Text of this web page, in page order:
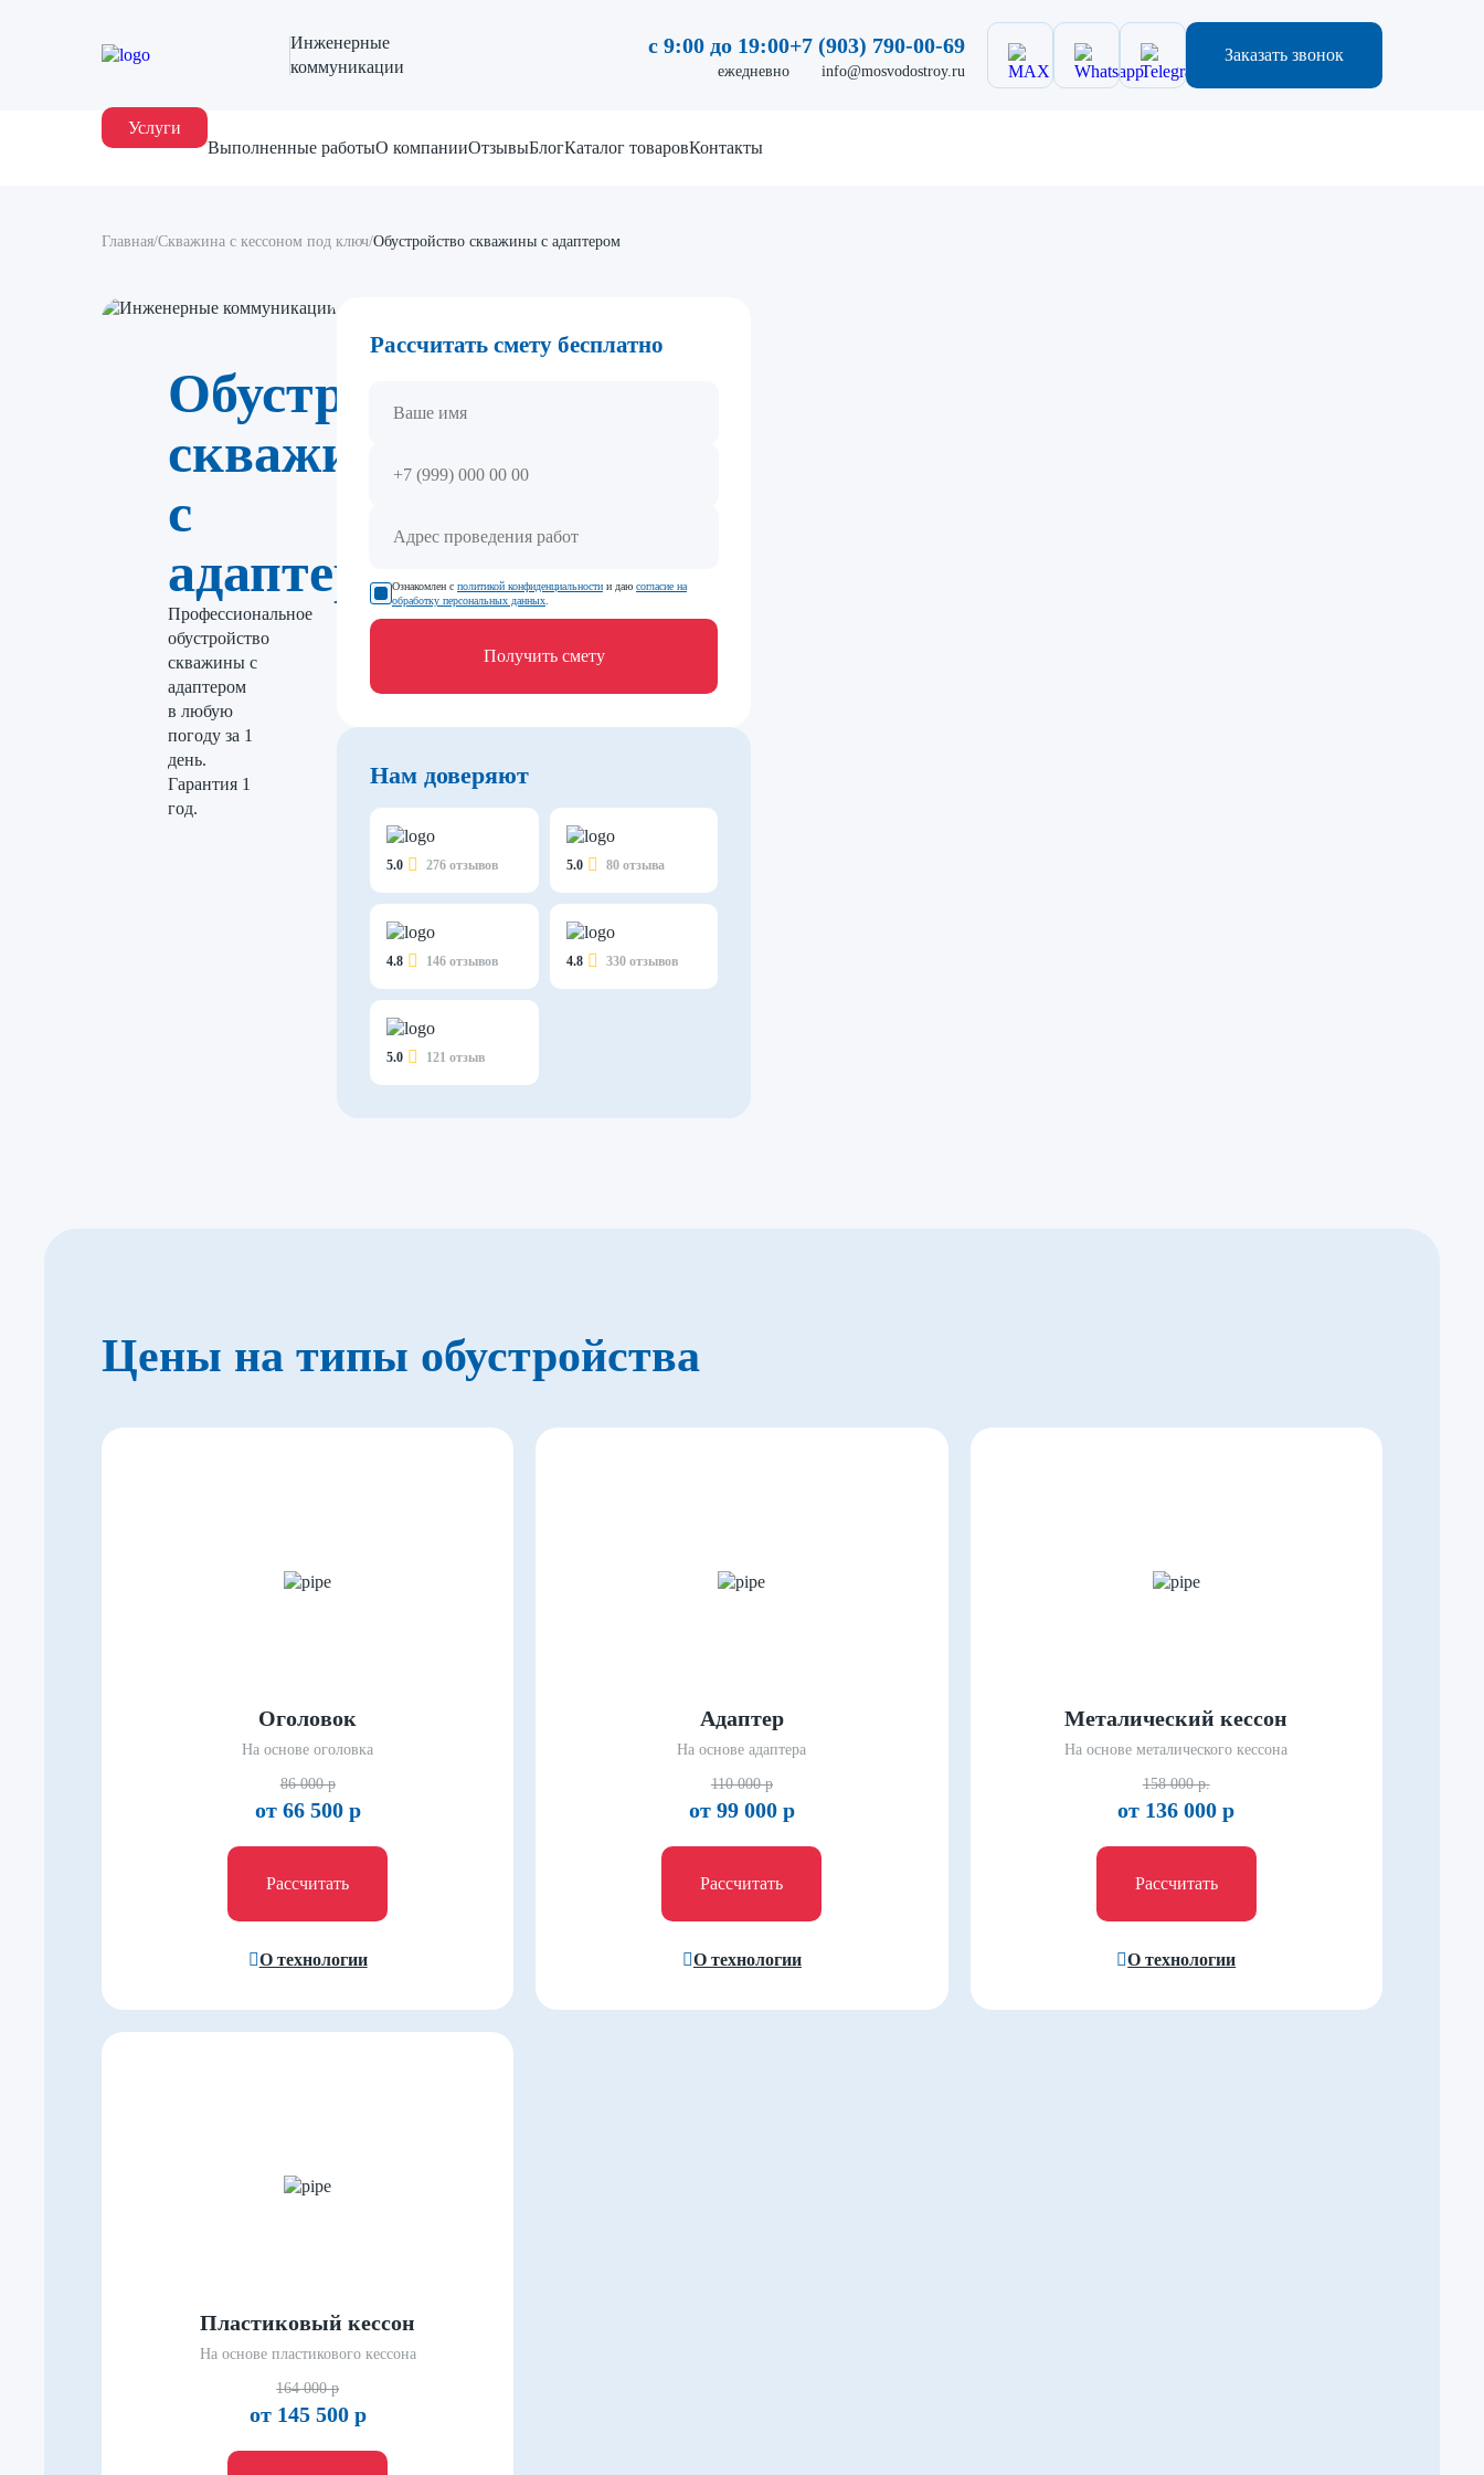
Инженерные
коммуникации
с 9:00 до 19:00
ежедневно
+7 (903) 790-00-69
info@mosvodostroy.ru
Заказать звонок
Услуги
Выполненные работыО компанииОтзывыБлогКаталог товаровКонтакты
Главная/Скважина с кессоном под ключ/Обустройство скважины с адаптером
Обустройство
скважины
с
адаптером
Профессиональное
обустройство
скважины с
адаптером
в любую
погоду за 1
день.
Гарантия 1
год.
Рассчитать смету бесплатно
Ознакомлен с политикой конфиденциальности и даю согласие на
обработку персональных данных
Получить смету
Нам доверяют
5.0 276 отзывов 5.0 80 отзыва
4.8 146 отзывов 4.8 330 отзывов
5.0 121 отзыв
Цены на типы обустройства
Оголовок
На основе оголовка
86 000 р
от 66 500 р
Рассчитать
О технологии
Адаптер
На основе адаптера
110 000 р
от 99 000 р
Рассчитать
О технологии
Металический кессон
На основе металического кессона
158 000 р.
от 136 000 р
Рассчитать
О технологии
Пластиковый кессон
На основе пластикового кессона
164 000 р
от 145 500 р